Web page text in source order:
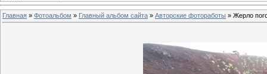
Главная » Фотоальбом » Главный альбом сайта » Авторские фотоработы » Жерло